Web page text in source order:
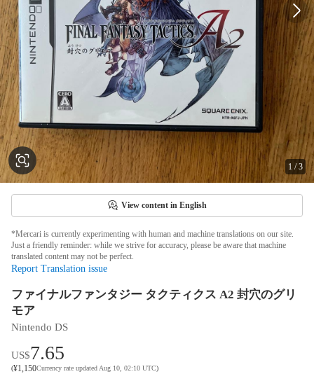
1 /3
View content in English
*Mercari is currently experimenting with human and machine translations on our site.
Just a friendly reminder: while we strive for accuracy, please be aware that machine
translated content may not be perfect.
Report Translation issue
ファイナルファンタジー タクティクス A2 封穴のグリ
モア
Nintendo DS
US$7.65
(¥1,150Currency rate updated Aug 10, 02:10 UTC)